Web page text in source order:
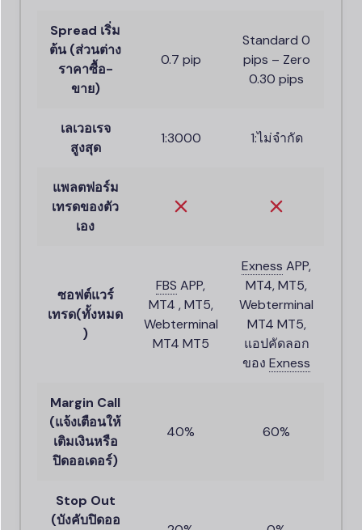
Spread เริ่ม
ต้น (ส่วนต่าง
ราคาซื้อ-
ขาย)
0.7 pip
Standard 0
pips – Zero
0.30 pips
เลเวอเรจ
สูงสุด
1:3000 1:ไม่จำกัด
แพลตฟอร์ม
เทรดของตัว
เอง
ซอฟต์แวร์
เทรด(ทั้งหมด
)
FBS APP,
MT4 , MT5,
Webterminal
MT4 MT5
Exness APP,
MT4, MT5,
Webterminal
MT4 MT5,
แอปคัดลอก
ของ Exness
Margin Call
(แจ้งเตือนให้
เติมเงินหรือ
ปิดออเดอร์)
40% 60%
Stop Out
(บังคับปิดออ